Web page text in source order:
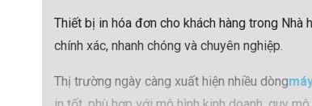
Thiết bị in hóa đơn cho khách hàng trong Nhà
chính xác, nhanh chóng và chuyên nghiệp.
Thị trường ngày càng xuất hiện nhiều dòng